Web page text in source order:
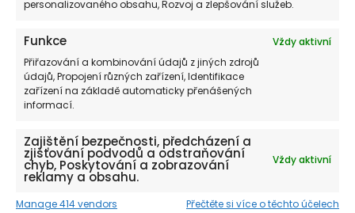
personalizovaného obsahu, Rozvoj a zlepšování služeb.
Funkce Vždy aktivní
Přiřazování a kombinování údajů z jiných zdrojů
údajů, Propojení různých zařízení, Identifikace
zařízení na základě automaticky přenášených
informací.
Zajištění bezpečnosti, předcházení a
zjišťování podvodů a odstraňování
chyb, Poskytování a zobrazování
reklamy a obsahu.
Vždy aktivní
Manage 414 vendors Přečtěte si více o těchto účelech